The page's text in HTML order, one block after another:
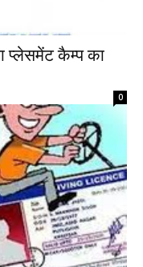
प्लेसमेंट कैम्प का
0